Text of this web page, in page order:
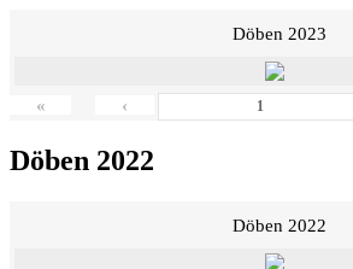
Döben 2023
« ‹
Döben 2022
Döben 2022